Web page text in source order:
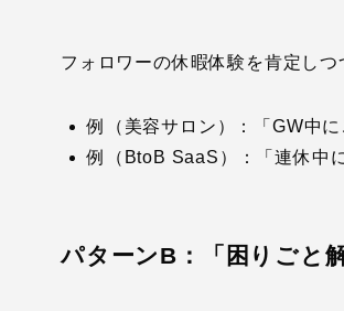
フォロワーの休暇体験を肯定し
例（美容サロン）：「GW中
例（BtoB SaaS）：「連休中
パターンB：「困りごと